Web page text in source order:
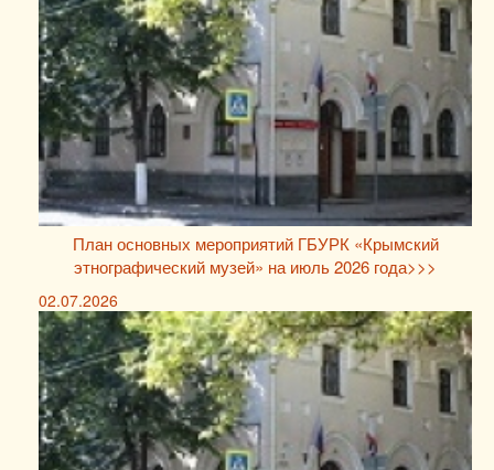
План основных мероприятий ГБУРК «Крымский
этнографический музей» на июль 2026 года>>>
02.07.2026